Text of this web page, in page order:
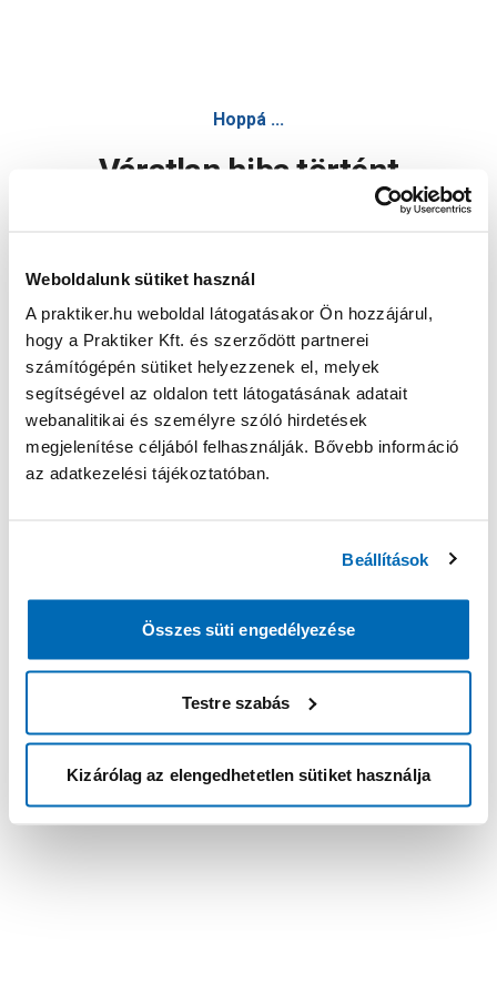
Weboldalunk sütiket használ
A praktiker.hu weboldal látogatásakor Ön hozzájárul,
hogy a Praktiker Kft. és szerződött partnerei
számítógépén sütiket helyezzenek el, melyek
segítségével az oldalon tett látogatásának adatait
webanalitikai és személyre szóló hirdetések
megjelenítése céljából felhasználják. Bővebb információ
az adatkezelési tájékoztatóban.
Beállítások
Összes süti engedélyezése
Testre szabás
Kizárólag az elengedhetetlen sütiket használja
Hoppá ...
Váratlan hiba történt
Oldal újratöltése